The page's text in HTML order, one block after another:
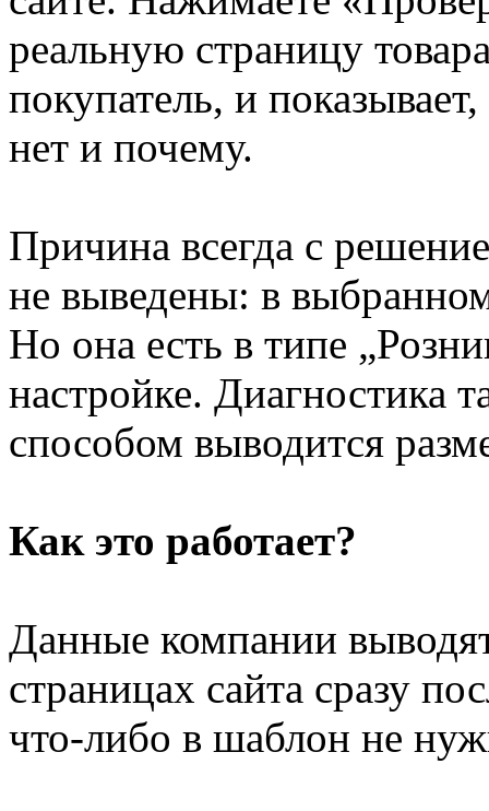
реальную страницу
покупатель, и
нет и почему.
Причина всегда с
не выведены: в
Но она есть в типе
настройке. Диагностика
способом выводится
Как это работает?
Данные компании
страницах сайта сразу
что-либо в шаблон не